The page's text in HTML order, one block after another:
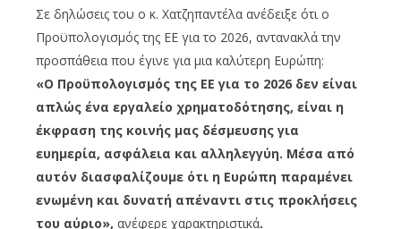
Σε δηλώσεις του ο κ. Χατζηπαντέλα ανέδειξε ότι ο
Προϋπολογισμός της ΕΕ για το 2026, αντανακλά την
προσπάθεια που έγινε για μια καλύτερη Ευρώπη:
«Ο Προϋπολογισμός της ΕΕ για το 2026 δεν είναι
απλώς ένα εργαλείο χρηματοδότησης, είναι η
έκφραση της κοινής μας δέσμευσης για
ευημερία, ασφάλεια και αλληλεγγύη. Μέσα από
αυτόν διασφαλίζουμε ότι η Ευρώπη παραμένει
ενωμένη και δυνατή απέναντι στις προκλήσεις
του αύριο», ανέφερε χαρακτηριστικά.